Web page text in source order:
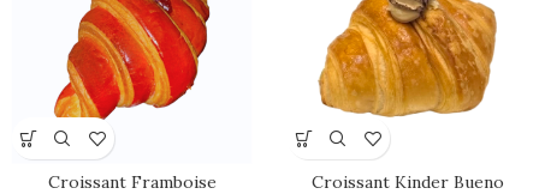
Croissant Framboise Croissant Kinder Bueno